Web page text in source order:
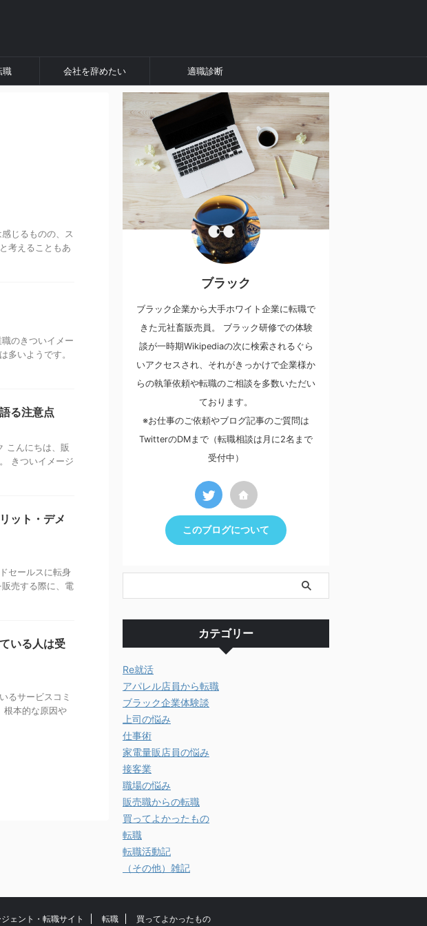
職 会社を辞めたい 適職診断
じるものの、ス
考えることもあ
のきついイメー
多いようです。
る注意点
こんにちは、販
きついイメージ
ット・デメ
セールスに転身
売する際に、電
いる人は受
るサービスコミ
根本的な原因や
ブラック
ブラック企業から大手ホワイト企業に転職で
きた元社畜販売員。 ブラック研修での体験
談が一時期Wikipediaの次に検索されるぐら
いアクセスされ、それがきっかけで企業様か
らの執筆依頼や転職のご相談を多数いただい
ております。
※お仕事のご依頼やブログ記事のご質問は
TwitterのDMまで（転職相談は月に2名まで
受付中）
このブログについて
カテゴリー
Re就活
アパレル店員から転職
ブラック企業体験談
上司の悩み
仕事術
家電量販店員の悩み
接客業
職場の悩み
販売職からの転職
買ってよかったもの
転職
転職活動記
（その他）雑記
ェント・転職サイト 転職 買ってよかったもの